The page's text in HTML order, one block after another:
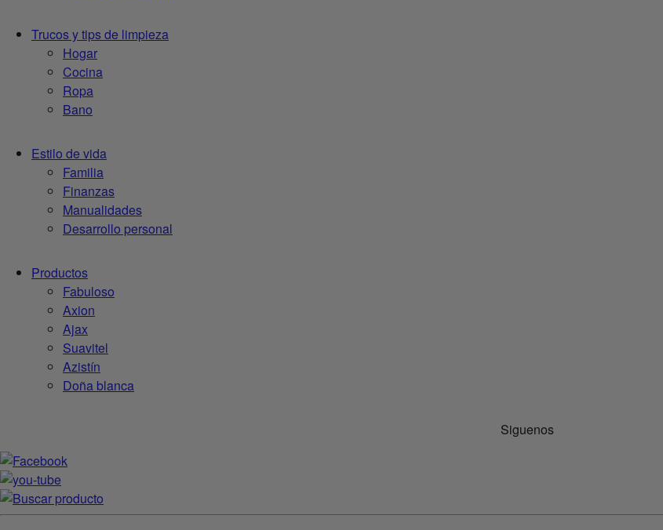
Trucos y tips de limpieza
Hogar
Cocina
Ropa
Bano
Estilo de vida
Familia
Finanzas
Manualidades
Desarrollo personal
Productos
Fabuloso
Axion
Ajax
Suavitel
Azistín
Doña blanca
Siguenos